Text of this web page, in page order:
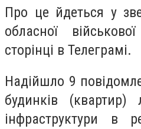
Про це йдеться у
обласної
сторінці в Телеграмі.
Надійшло 9
будинків (квартир)
інфраструктури в